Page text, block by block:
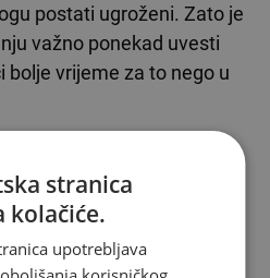
postati ugroženi. Zato je
važno ponekad uvesti
bolje vrijeme za to nego u
je navesti
kao izvor te dodati
stranica
kolačiće.
upotrebljava